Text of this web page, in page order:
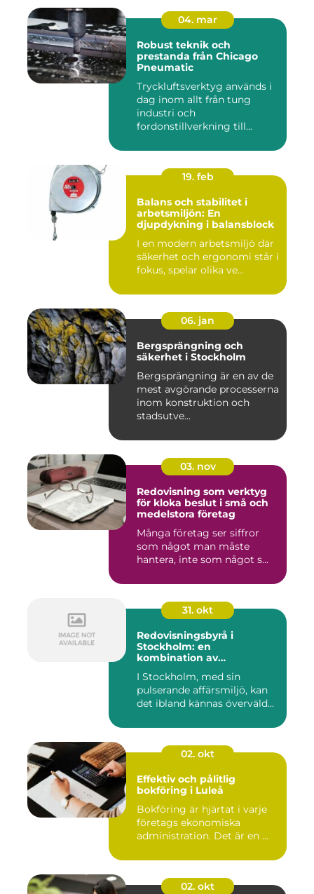
04. mar
Robust teknik och
prestanda från Chicago
Pneumatic
Tryckluftsverktyg används i
dag inom allt från tung
industri och
fordonstillverkning till...
19. feb
Balans och stabilitet i
arbetsmiljön: En
djupdykning i balansblock
I en modern arbetsmiljö där
säkerhet och ergonomi står i
fokus, spelar olika ve...
06. jan
Bergsprängning och
säkerhet i Stockholm
Bergsprängning är en av de
mest avgörande processerna
inom konstruktion och
stadsutve...
03. nov
Redovisning som verktyg
för kloka beslut i små och
medelstora företag
Många företag ser siffror
som något man måste
hantera, inte som något s...
31. okt
Redovisningsbyrå i
Stockholm: en
kombination av
personlig service
I Stockholm, med sin
pulserande affärsmiljö, kan
det ibland kännas överväld...
02. okt
Effektiv och pålitlig
bokföring i Luleå
Bokföring är hjärtat i varje
företags ekonomiska
administration. Det är en ...
02. okt